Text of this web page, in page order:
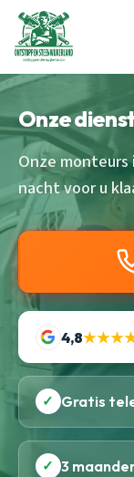
Onze
Onze
nacht voor u
4,8
✓ Gratis
✓ 3